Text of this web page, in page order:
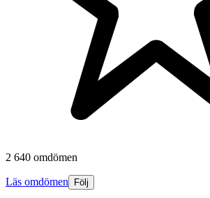
2 640 omdömen
Läs omdömen Följ